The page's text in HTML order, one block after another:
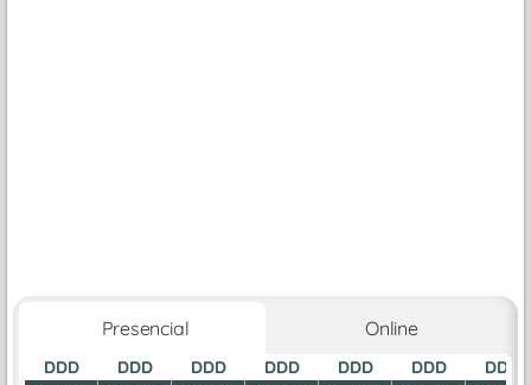
Presencial Online
DDD
DDD
DDD
DDD
DDD
DDD
DDD